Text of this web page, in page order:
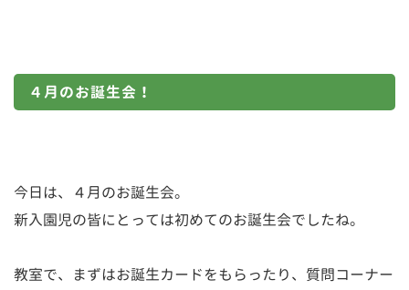
４月のお誕生会！
今日は、４月のお誕生会。
新入園児の皆にとっては初めてのお誕生会でしたね。
教室で、まずはお誕生カードをもらったり、質問コーナー